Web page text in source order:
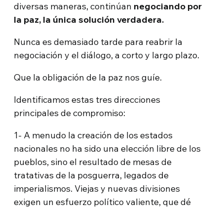
diversas maneras, continúan negociando por
la paz, la única solución verdadera.
Nunca es demasiado tarde para reabrir la
negociación y el diálogo, a corto y largo plazo.
Que la obligación de la paz nos guíe.
Identificamos estas tres direcciones
principales de compromiso:
1- A menudo la creación de los estados
nacionales no ha sido una elección libre de los
pueblos, sino el resultado de mesas de
tratativas de la posguerra, legados de
imperialismos. Viejas y nuevas divisiones
exigen un esfuerzo político valiente, que dé